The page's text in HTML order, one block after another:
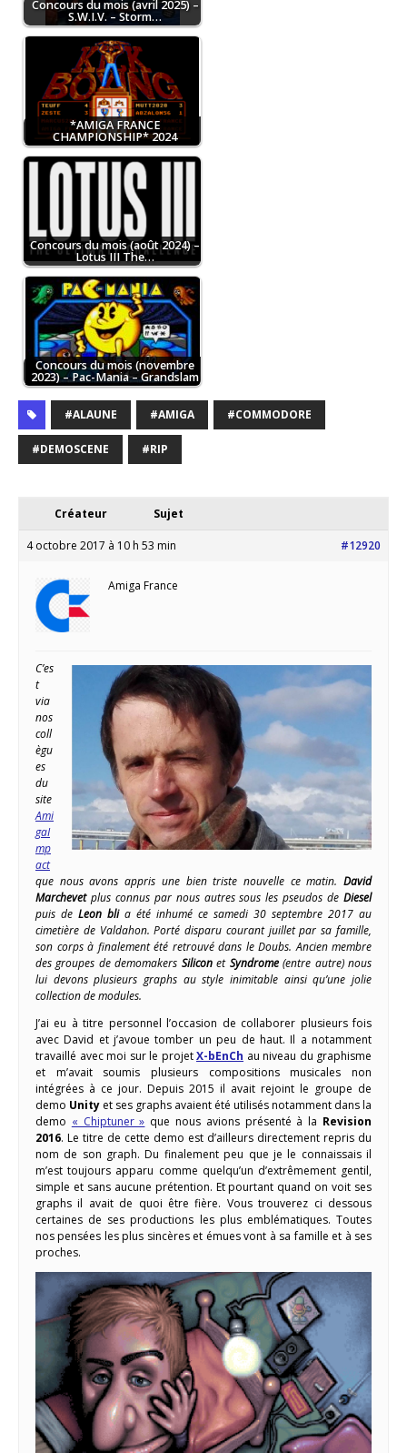
Concours du mois (avril 2025) –
S.W.I.V. – Storm…
*AMIGA FRANCE
CHAMPIONSHIP* 2024
Concours du mois (août 2024) –
Lotus III The…
Concours du mois (novembre
2023) – Pac-Mania – Grandslam
#ALAUNE #AMIGA #COMMODORE
#DEMOSCENE #RIP
Créateur Sujet
4 octobre 2017 à 10 h 53 min #12920
Amiga France
C’es
t
via
nos
coll
ègu
es
du
site
Ami
gaI
mp
act
que nous avons appris une bien triste nouvelle ce matin. David
Marchevetplus connus par nous autres sous les pseudos de Diesel
puis de Leon blia été inhumé ce samedi 30 septembre 2017 au
cimetière de Valdahon. Porté disparu courant juillet par sa famille,
son corps à finalement été retrouvé dans le Doubs. Ancien membre
des groupes de demomakers Siliconet Syndrome(entre autre) nous
lui devons plusieurs graphs au style inimitable ainsi qu’une jolie
collection de modules.
J’ai eu à titre personnel l’occasion de collaborer plusieurs fois
avec David et j’avoue tomber un peu de haut. Il a notamment
travaillé avec moi sur le projetX-bEnCh au niveau du graphisme
et m’avait soumis plusieurs compositions musicales non
intégrées à ce jour. Depuis 2015 il avait rejoint le groupe de
demo Unity et ses graphs avaient été utilisés notamment dans la
demo « Chiptuner » que nous avions présenté à la Revision
2016. Le titre de cette demo est d’ailleurs directement repris du
nom de son graph. Du finalement peu que je le connaissais il
m’est toujours apparu comme quelqu’un d’extrêmement gentil,
simple et sans aucune prétention. Et pourtant quand on voit ses
graphs il avait de quoi être fière. Vous trouverez ci dessous
certaines de ses productions les plus emblématiques. Toutes
nos pensées les plus sincères et émues vont à sa famille et à ses
proches.